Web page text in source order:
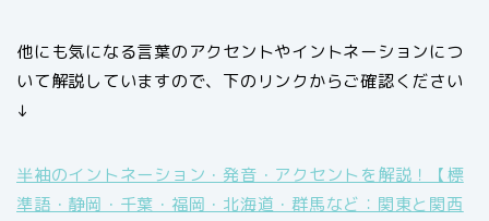
他にも気になる言葉のアクセントやイントネーションにつ
いて解説していますので、下のリンクからご確認ください
↓
半袖のイントネーション・発音・アクセントを解説！【標
準語・静岡・千葉・福岡・北海道・群馬など：関東と関西